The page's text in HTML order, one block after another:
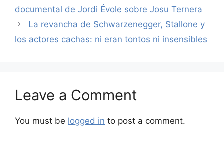
documental de Jordi Évole sobre Josu Ternera
La revancha de Schwarzenegger, Stallone y
los actores cachas: ni eran tontos ni insensibles
Leave a Comment
You must be logged in to post a comment.